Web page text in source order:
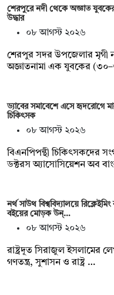
শেরপুরে নদী থেকে অজ্ঞাত
উদ্ধার
০৮ আগস্ট ২০২৬
শেরপুর সদর উপজেলার মৃগী
অজ্ঞাতনামা এক যুবকের
ড্যাবের সমাবেশে এসে হৃদরোগে
চিকিৎসক
০৮ আগস্ট ২০২৬
বিএনপিপন্থী চিকিৎসকদের
ডক্টরস অ্যাসোসিয়েশন অব
নর্থ সাউথ বিশ্ববিদ্যালয়ে
বইয়ের মোড়ক উন্…
০৮ আগস্ট ২০২৬
রাষ্ট্রদূত সিরাজুল ইসলামের
গণতন্ত্র, সুশাসন ও রাষ্ট্র …